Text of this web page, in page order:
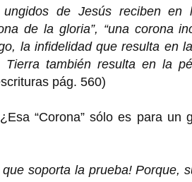
ungidos de Jesús reciben
de la gloria”, “una corona
la infidelidad que resulta en
también resulta en la
pág. 560)
“Corona” sólo es para
que soporta la prueba!